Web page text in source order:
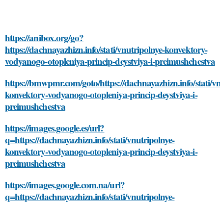
https://anibox.org/go?
https://dachnayazhizn.info/stati/vnutripolnye-konvektory-
vodyanogo-otopleniya-princip-deystviya-i-preimushchestva
https://bmwpmr.com/goto/https://dachnayazhizn.info/stati/
konvektory-vodyanogo-otopleniya-princip-deystviya-i-
preimushchestva
https://images.google.es/url?
q=https://dachnayazhizn.info/stati/vnutripolnye-
konvektory-vodyanogo-otopleniya-princip-deystviya-i-
preimushchestva
https://images.google.com.na/url?
q=https://dachnayazhizn.info/stati/vnutripolnye-